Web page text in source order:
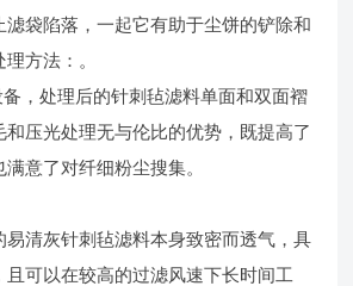
滤袋陷落，一起它有助于尘饼的铲除和
方法：。
，处理后的针刺毡滤料单面和双面褶
压光处理无与伦比的优势，既提高了
意了对纤细粉尘搜集。
易清灰针刺毡滤料本身致密而透气，具
且可以在较高的过滤风速下长时间工